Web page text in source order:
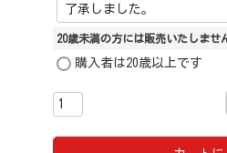
20歳未満の方には販売いたしませ
購入者は20歳以上です